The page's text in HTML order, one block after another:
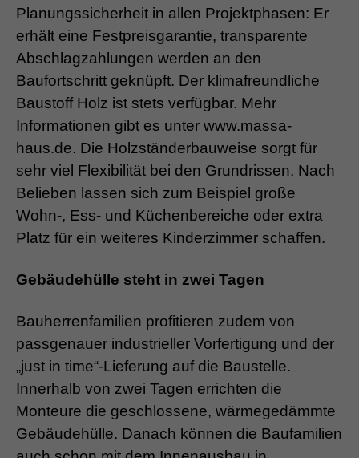
Planungssicherheit in allen Projektphasen: Er
erhält eine Festpreisgarantie, transparente
Abschlagzahlungen werden an den
Baufortschritt geknüpft. Der klimafreundliche
Baustoff Holz ist stets verfügbar. Mehr
Informationen gibt es unter www.massa-
haus.de. Die Holzständerbauweise sorgt für
sehr viel Flexibilität bei den Grundrissen. Nach
Belieben lassen sich zum Beispiel große
Wohn-, Ess- und Küchenbereiche oder extra
Platz für ein weiteres Kinderzimmer schaffen.
Gebäudehülle steht in zwei Tagen
Bauherrenfamilien profitieren zudem von
passgenauer industrieller Vorfertigung und der
„just in time“-Lieferung auf die Baustelle.
Innerhalb von zwei Tagen errichten die
Monteure die geschlossene, wärmegedämmte
Gebäudehülle. Danach können die Baufamilien